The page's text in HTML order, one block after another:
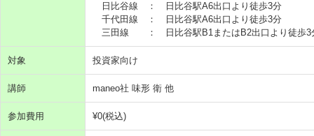
日比谷線 ： 日比谷駅A6出口より徒歩3分
千代田線 ： 日比谷駅A6出口より徒歩3分
三田線 ： 日比谷駅B1またはB2出口より徒歩3
対象 投資家向け
講師 maneo社 味形 衛 他
参加費用 ¥0(税込)